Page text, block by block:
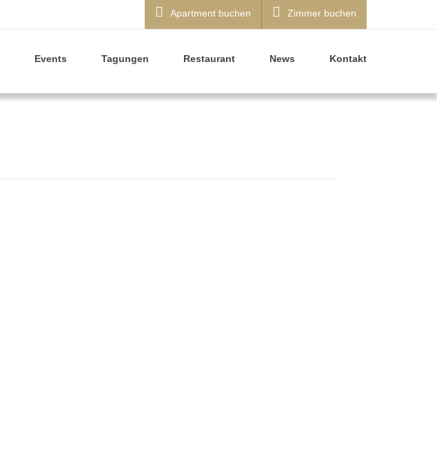
Apartment buchen Zimmer buchen
Events Tagungen Restaurant News Kontakt